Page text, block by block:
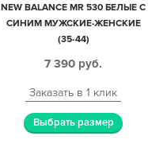
NEW BALANCE MR 530 БЕЛЫЕ С
СИНИМ МУЖСКИЕ-ЖЕНСКИЕ
(35-44)
7 390 руб.
Заказать в 1 клик
Выбрать размер